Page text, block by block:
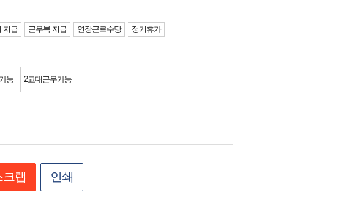
지급 근무복 지급 연장근로수당
정기휴가
능 2교대근무가능
크랩 인쇄